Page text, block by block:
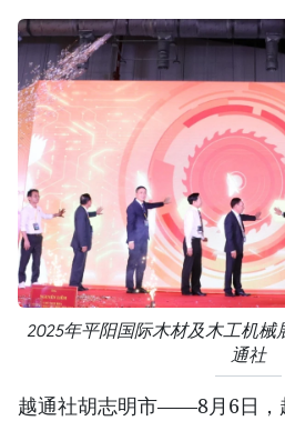
2025年平阳国际木材及木工机
通社
越通社胡志明市——8月6日，